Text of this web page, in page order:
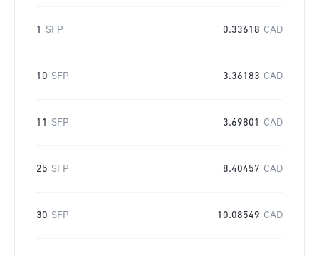
1 SFP 0.33618 CAD
10 SFP 3.36183 CAD
11 SFP 3.69801 CAD
25 SFP 8.40457 CAD
30 SFP 10.08549 CAD